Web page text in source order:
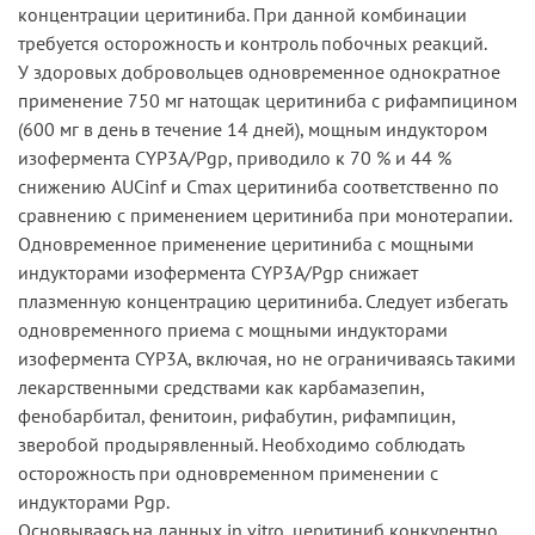
концентрации церитиниба. При данной комбинации
требуется осторожность и контроль побочных реакций.
У здоровых добровольцев одновременное однократное
применение 750 мг натощак церитиниба с рифампицином
(600 мг в день в течение 14 дней), мощным индуктором
изофермента СYР3А/Рgp, приводило к 70 % и 44 %
снижению AUCinf и Cmax церитиниба соответственно по
сравнению с применением церитиниба при монотерапии.
Одновременное применение церитиниба с мощными
индукторами изофермента СYР3А/Рgp снижает
плазменную концентрацию церитиниба. Следует избегать
одновременного приема с мощными индукторами
изофермента CYP3A, включая, но не ограничиваясь такими
лекарственными средствами как карбамазепин,
фенобарбитал, фенитоин, рифабутин, рифампицин,
зверобой продырявленный. Необходимо соблюдать
осторожность при одновременном применении с
индукторами Рgp.
Основываясь на данных in vitro, церитиниб конкурентно